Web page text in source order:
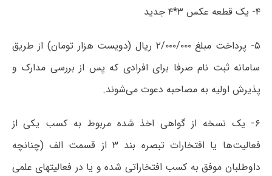
۴- یک قطعه عکس ۳*۴ جدید
۵- پرداخت مبلغ ۲/۰۰۰/۰۰۰ ریال (دویست هزار تومان) از طریق
سامانه ثبت نام صرفا برای افرادی که پس از بررسی مدارک و
پذیرش اولیه به مصاحبه دعوت می‌شوند.
۶- یک نسخه از گواهی اخذ شده مربوط به کسب یکی از
فعالیت‌ها یا افتخارات تبصره بند ۳ از قسمت الف (چنانچه
داوطلبان موفق به کسب افتخاراتی شده و یا در فعالیتهای علمی